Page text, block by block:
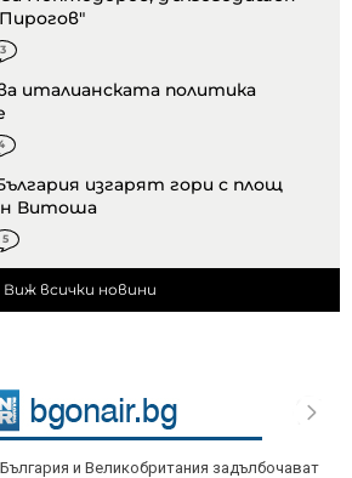
3
италианската политика
изгарят гори с площ
Витоша
5
Виж всички новини
България и Великобритания задълбочават